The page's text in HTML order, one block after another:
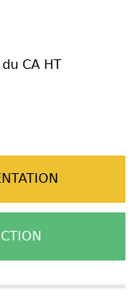
CA HT